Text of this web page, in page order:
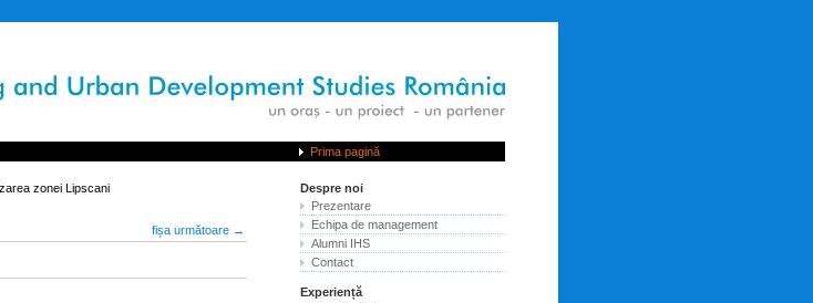
Prima pagină
zonei Lipscani
fișa următoare →
Despre noi
Prezentare
Echipa de management
Alumni IHS
Contact
Experiență